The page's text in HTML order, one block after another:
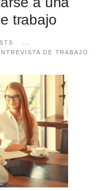
trabajo
...
DE TRABAJO